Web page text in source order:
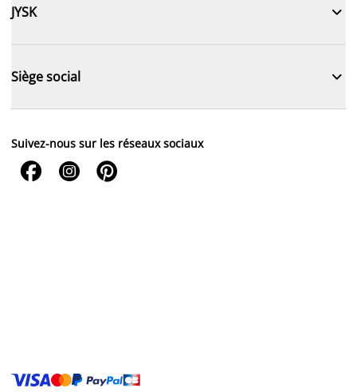
JYSK 
Siège social 
Suivez-nous sur les réseaux sociaux
  